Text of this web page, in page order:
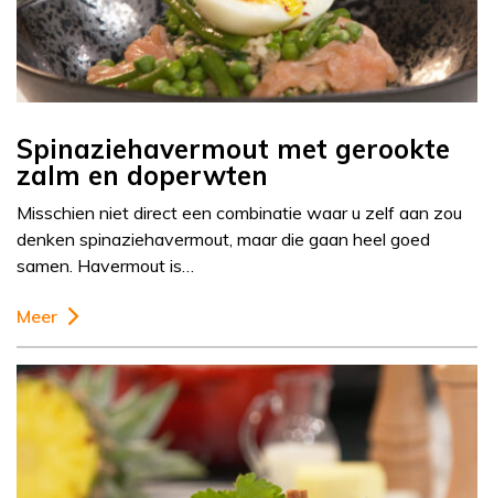
Spinaziehavermout met gerookte
zalm en doperwten
Misschien niet direct een combinatie waar u zelf aan zou
denken spinaziehavermout, maar die gaan heel goed
samen. Havermout is…
Meer